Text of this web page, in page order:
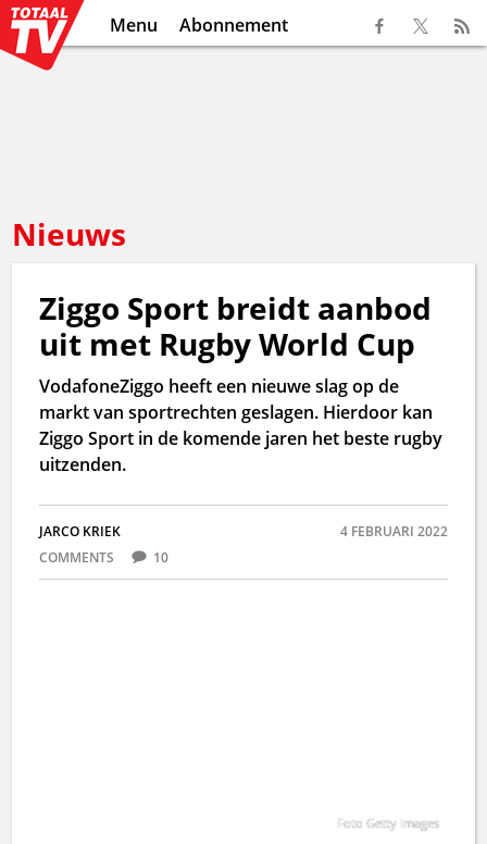
Menu Abonnement
Nieuws
Ziggo Sport breidt aanbod
uit met Rugby World Cup
VodafoneZiggo heeft een nieuwe slag op de
markt van sportrechten geslagen. Hierdoor kan
Ziggo Sport in de komende jaren het beste rugby
uitzenden.
JARCO KRIEK
4 FEBRUARI 2022
COMMENTS
10
Foto Getty Images